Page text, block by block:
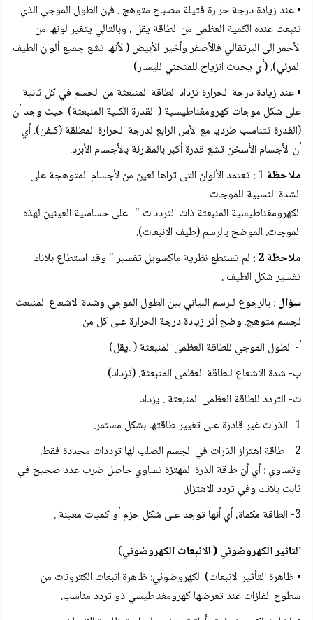
• عند زيادة درجة حرارة فتيلة مصباح متوهج . فإن الطول الموجي الذي
تنبعث عنده الكمية العظمى من الطاقة يقل ، وبالتالي يتغير لونها من
الأحمر الى البرتقالي فالأصفر وأخيرا الأبيض ( لأنها تشع جميع ألوان الطيف
المرئي). (أي يحدث انزياح للمنحني لليسار)
• عند زيادة درجة الحرارة تزداد الطاقة المنبعثة من الجسم في كل ثانية
على شكل موجات كهرومغناطيسية ( القدرة الكلية المنبعثة) حيث وجد أن
(القدرة تتناسب طرديا مع الأس الرابع لدرجة الحرارة المطلقة (كلفن). أي
أن الأجسام الأسخن تشع قدرة أكبر بالمقارنة بالأجسام الأبرد.
ملاحظة
1 : تعتمد الألوان التى تراها لعين من لأجسام المتوهجة على
الشدة النسبية للموجات
الكهرومغناطيسية المنبعثة ذات الترددات "- على حساسية العينين لهذه
الموجات. الموضح بالرسم (طيف الانبعاث).
ملاحظة 2
: لم تستطع نظرية ماكسويل تفسير " وقد استطاع بلانك
تفسير شكل الطيف .
سؤال: بالرجوع للرسم البياني بين الطول الموجي وشدة الاشعاع المنبعث
لجسم متوهج. وضح أثر زيادة درجة الحرارة على كل من
أ- الطول الموجي للطاقة العظمى المنبعثة ( .يقل)
ب- شدة الاشعاع للطاقة العظمى المنبعثة. (تزداد)
ت- التردد للطاقة العظمى المنبعثة . يزداد
1- الذرات غير قادرة على تغيير طاقتها بشكل مستمر.
2 - طاقة اهتزاز الذرات في الجسم الصلب لها ترددات محددة فقط.
وتساوي : أي أن طاقة الذرة المهتزة تساوي حاصل ضرب عدد صحيح في
ثابت بلانك وفي تردد الاهتزاز.
3- الطاقة مكماة، أي أنها توجد على شكل حزم أو كميات معينة .
التاثير الكهروضوئي ( الانبعاث الكهروضوئي)
• ظاهرة التأثير الانبعاث) الكهروضوئي: ظاهرة انبعاث الكترونات من
سطوح الفلزات عند تعرضها كهرومغناطيسي ذو تردد مناسب.